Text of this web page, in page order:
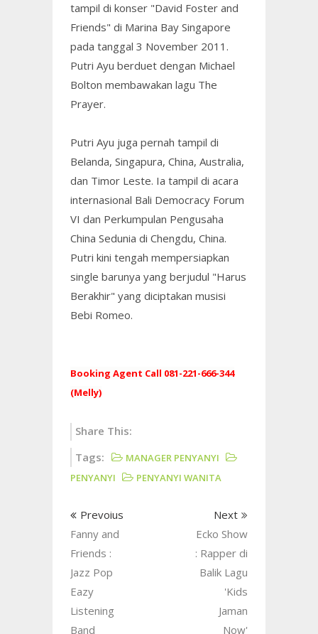
tampil di konser "David Foster and
Friends" di Marina Bay Singapore
pada tanggal 3 November 2011.
Putri Ayu berduet dengan Michael
Bolton membawakan lagu The
Prayer.
Putri Ayu juga pernah tampil di
Belanda, Singapura, China, Australia,
dan Timor Leste. Ia tampil di acara
internasional Bali Democracy Forum
VI dan Perkumpulan Pengusaha
China Sedunia di Chengdu, China.
Putri kini tengah mempersiapkan
single barunya yang berjudul "Harus
Berakhir" yang diciptakan musisi
Bebi Romeo.
Booking Agent Call 081-221-666-344
(Melly)
Share This:
Tags:
MANAGER PENYANYI
PENYANYI
PENYANYI WANITA
Prevoius
Fanny and
Friends :
Jazz Pop
Eazy
Listening
Band
Next
Ecko Show
: Rapper di
Balik Lagu
'Kids
Jaman
Now'